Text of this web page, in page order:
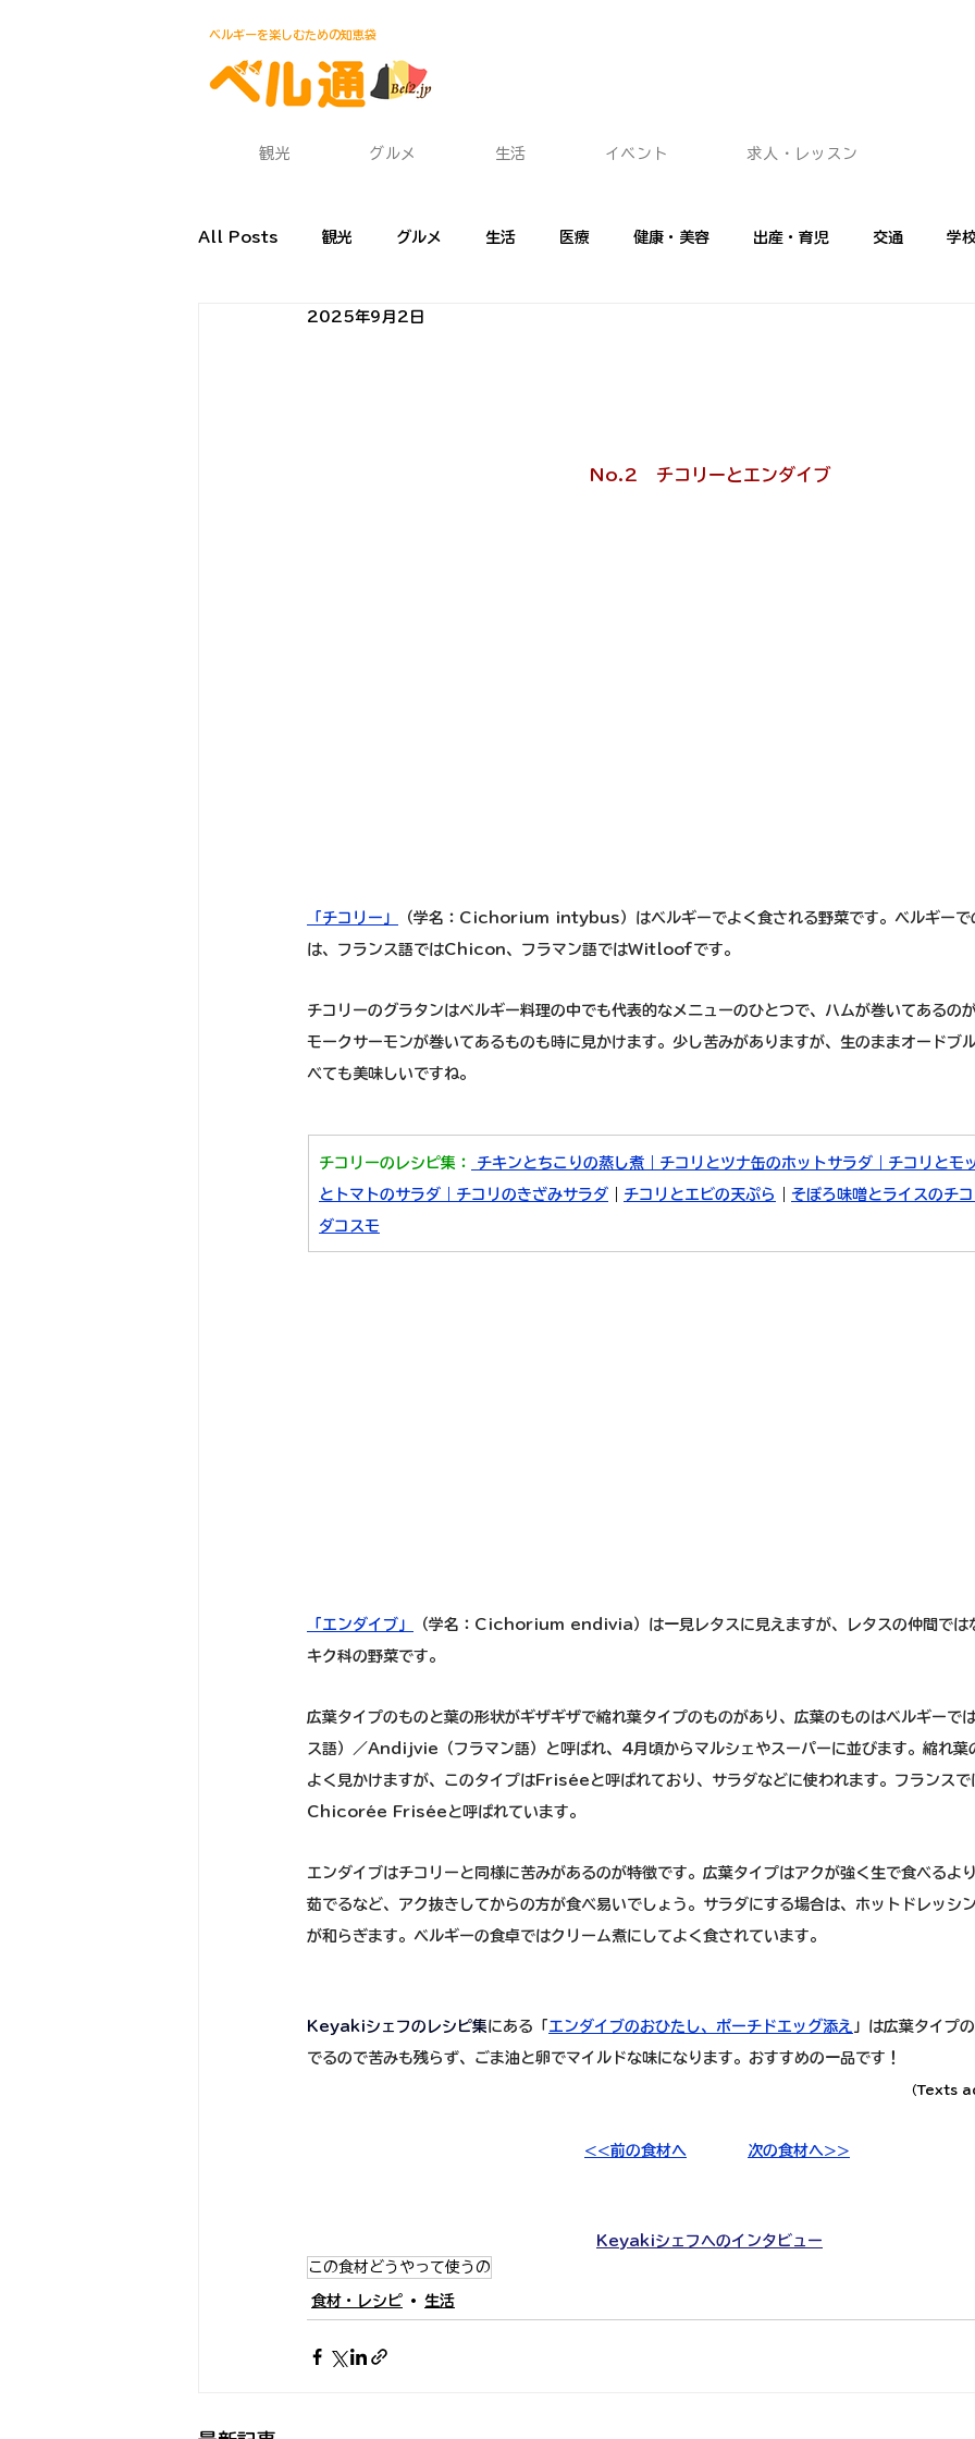
ベルギーを楽しむための知恵袋
観光 グルメ 生活 イベント 求人・レッスン
All Posts 観光 グルメ 生活 医療 健康・美容 出産・育児 交通 学
渡航・帰国 食材・レシピ
2025年9月2日
No.2　チコリーとエンダイブ
「チコリー」 （学名：Cichorium intybus）はベルギーでよく食される野菜です。ベルギーで
は、フランス語ではChicon、フラマン語ではWitloofです。
チコリーのグラタンはベルギー料理の中でも代表的なメニューのひとつで、ハムが巻いてあるの
モークサーモンが巻いてあるものも時に見かけます。少し苦みがありますが、生のままオードブ
べても美味しいですね。
チコリーのレシピ集 ： チキンとちこりの蒸し煮｜ チコリとツナ缶のホットサラダ｜ チコリとモ
とトマトのサラダ｜ チコリのきざみサラダ チコリとエビの天ぷら そぼろ味噌とライスのチコ
ダコスモ
「エンダイブ」 （学名：Cichorium endivia）は一見レタスに見えますが、レタスの仲間では
キク科の野菜です。
広葉タイプのものと葉の形状がギザギザで縮れ葉タイプのものがあり、広葉のものはベルギー
ス語）／Andijvie（フラマン語）と呼ばれ、4月頃からマルシェやスーパーに並びます。縮れ葉
よく見かけますが、このタイプはFriséeと呼ばれており、サラダなどに使われます。フランスで
Chicorée Friséeと呼ばれています。
エンダイブはチコリーと同様に苦みがあるのが特徴です。広葉タイプはアクが強く生で食べるよ
茹でるなど、アク抜きしてからの方が食べ易いでしょう。サラダにする場合は、ホットドレッシ
が和らぎます。ベルギーの食卓ではクリーム煮にしてよく食されています。
Keyakiシェフのレシピ集にある 「 エンダイブのおひたし、ポーチドエッグ添え 」 は広葉タイプ
でるので苦みも残らず、ごま油と卵でマイルドな味になります。おすすめの一品です！
（Texts
<<前の食材へ 次の食材へ>>
Keyakiシェフへのインタビュー
この食材どうやって使うの
食材・レシピ 生活